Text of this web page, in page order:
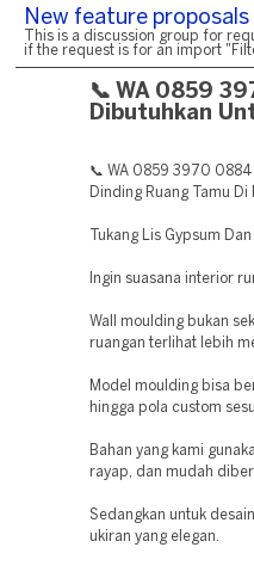
New feature proposals
This is a discussion group for
if the request is for an import
📞 WA 0859
Dibutuhkan
📞 WA 0859 3970 0884
Dinding Ruang Tamu Di
Tukang Lis Gypsum
Ingin suasana interior
Wall moulding bukan
ruangan terlihat lebih
Model moulding bisa
hingga pola custom
Bahan yang kami
rayap, dan mudah
Sedangkan untuk
ukiran yang elegan.